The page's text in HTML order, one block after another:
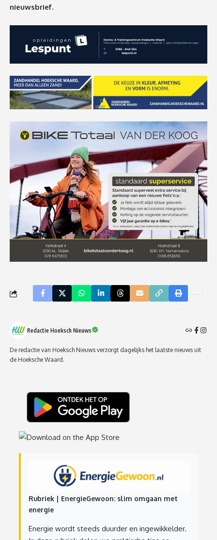
nieuwsbrief.
Redactie Hoeksch Nieuws
De redactie van Hoeksch Nieuws verzorgt dagelijks het laatste nieuws uit
de Hoeksche Waard.
Rubriek | EnergieGewoon: slim omgaan met
energie
Energie wordt steeds duurder en ingewikkelder.